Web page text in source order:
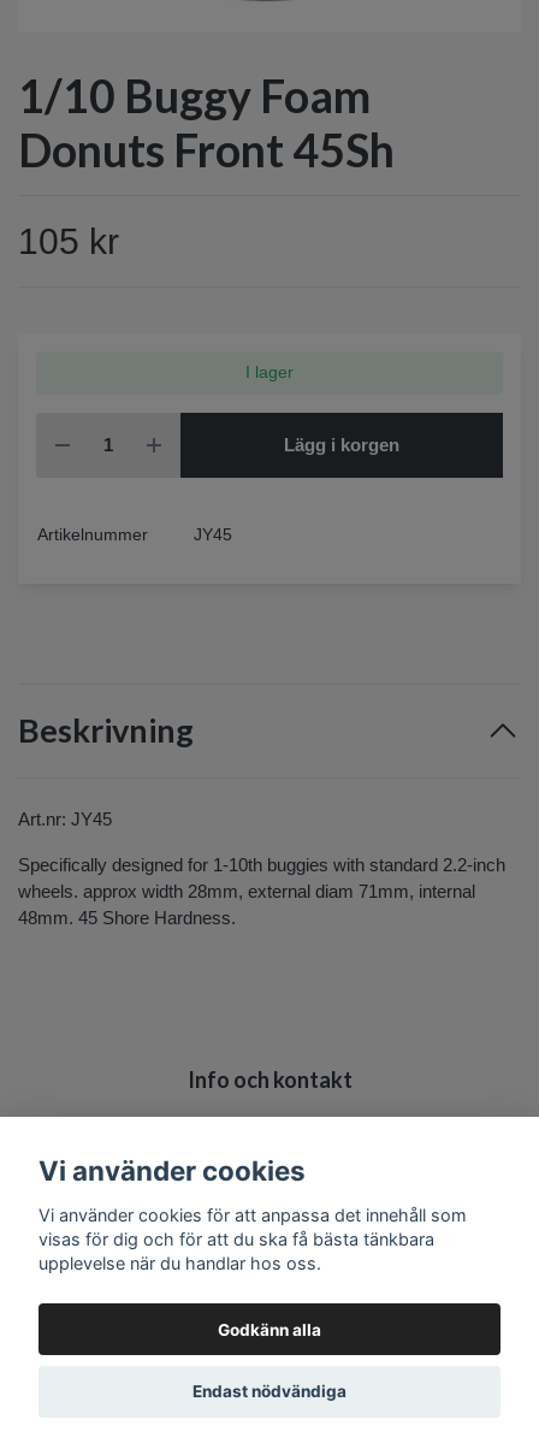
1/10 Buggy Foam
Donuts Front 45Sh
105 kr
I lager
Lägg i korgen
Artikelnummer JY45
Beskrivning
Art.nr: JY45
Specifically designed for 1-10th buggies with standard 2.2-inch
wheels. approx width 28mm, external diam 71mm, internal
48mm. 45 Shore Hardness.
Info och kontakt
Kontakt
Powered by Quickbutik
Vi använder cookies
Vi använder cookies för att anpassa det innehåll som
visas för dig och för att du ska få bästa tänkbara
upplevelse när du handlar hos oss.
Godkänn alla
Endast nödvändiga